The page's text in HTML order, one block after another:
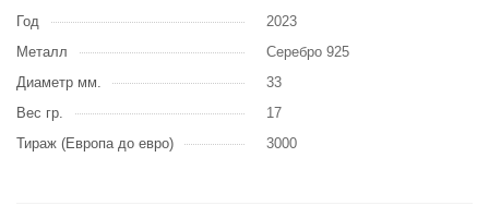
Год
2023
Металл
Серебро 925
Диаметр мм.
33
Вес гр.
17
Тираж (Европа до евро)
3000